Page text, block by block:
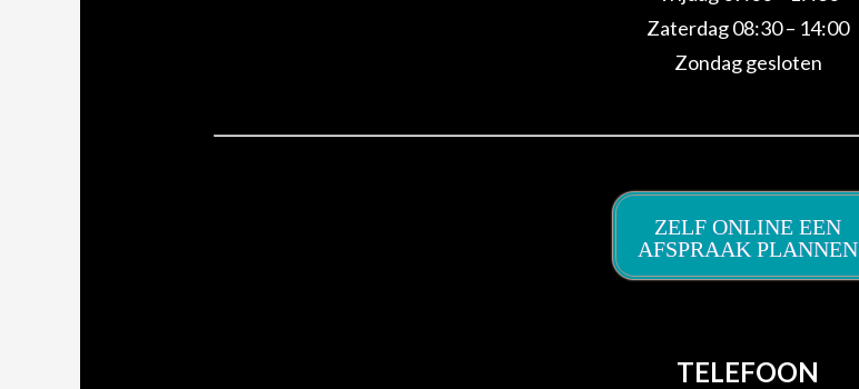
Zaterdag 08:30 – 14:00
Zondag gesloten
ZELF ONLINE EEN
AFSPRAAK PLANNEN
TELEFOON